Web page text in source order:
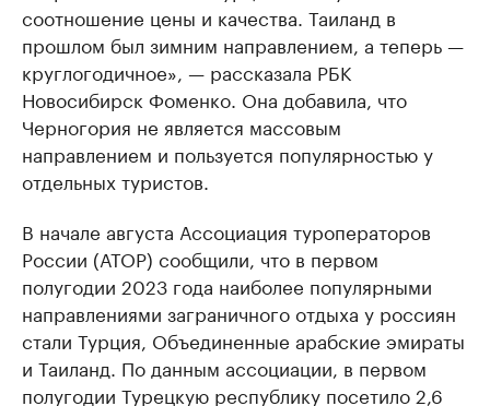
соотношение цены и качества. Таиланд в
прошлом был зимним направлением, а теперь —
круглогодичное», — рассказала РБК
Новосибирск Фоменко. Она добавила, что
Черногория не является массовым
направлением и пользуется популярностью у
отдельных туристов.
В начале августа Ассоциация туроператоров
России (АТОР) сообщили, что в первом
полугодии 2023 года наиболее популярными
направлениями заграничного отдыха у россиян
стали Турция, Объединенные арабские эмираты
и Таиланд. По данным ассоциации, в первом
полугодии Турецкую республику посетило 2,6